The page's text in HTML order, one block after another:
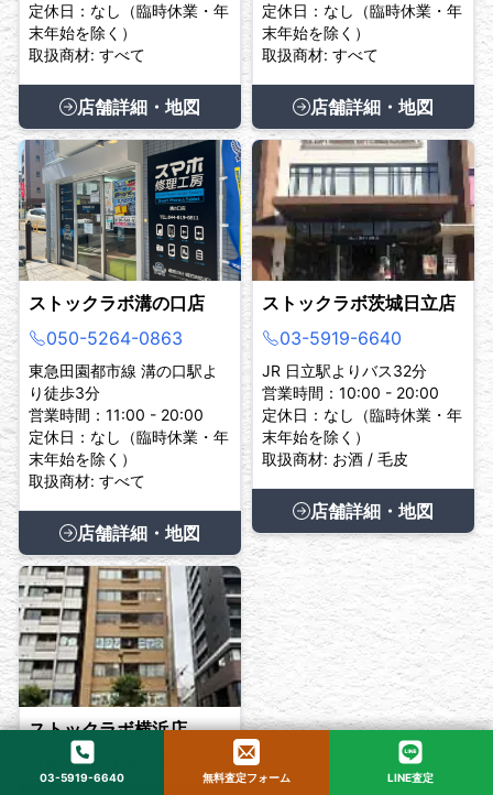
定休日：なし（臨時休業・年
末年始を除く）
取扱商材: すべて
店舗詳細・地図
定休日：なし（臨時休業・年
末年始を除く）
取扱商材: すべて
店舗詳細・地図
ストックラボ溝の口店
050-5264-0863
東急田園都市線 溝の口駅よ
り徒歩3分
営業時間：11:00 - 20:00
定休日：なし（臨時休業・年
末年始を除く）
取扱商材: すべて
店舗詳細・地図
ストックラボ茨城日立店
03-5919-6640
JR 日立駅よりバス32分
営業時間：10:00 - 20:00
定休日：なし（臨時休業・年
末年始を除く）
取扱商材: お酒 / 毛皮
店舗詳細・地図
ストックラボ横浜店
現在、臨時休業中です。
03-5919-6640 無料査定フォーム LINE査定